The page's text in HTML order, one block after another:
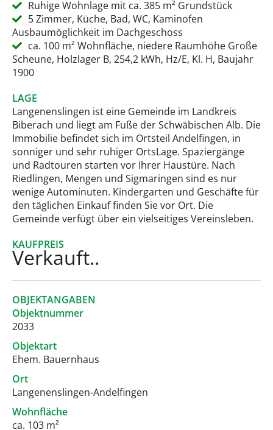
Ruhige Wohnlage mit ca. 385 m² Grundstück
5 Zimmer, Küche, Bad, WC, Kaminofen
Ausbaumöglichkeit im Dachgeschoss
ca. 100 m² Wohnfläche, niedere Raumhöhe Große
Scheune, Holzlager B, 254,2 kWh, Hz/E, Kl. H, Baujahr
1900
LAGE
Langenenslingen ist eine Gemeinde im Landkreis
Biberach und liegt am Fuße der Schwäbischen Alb. Die
Immobilie befindet sich im Ortsteil Andelfingen, in
sonniger und sehr ruhiger OrtsLage. Spaziergänge
und Radtouren starten vor Ihrer Haustüre. Nach
Riedlingen, Mengen und Sigmaringen sind es nur
wenige Autominuten. Kindergarten und Geschäfte für
den täglichen Einkauf finden Sie vor Ort. Die
Gemeinde verfügt über ein vielseitiges Vereinsleben.
KAUFPREIS
Verkauft..
OBJEKTANGABEN
Objektnummer
2033
Objektart
Ehem. Bauernhaus
Ort
Langenenslingen-Andelfingen
Wohnfläche
ca. 103 m²